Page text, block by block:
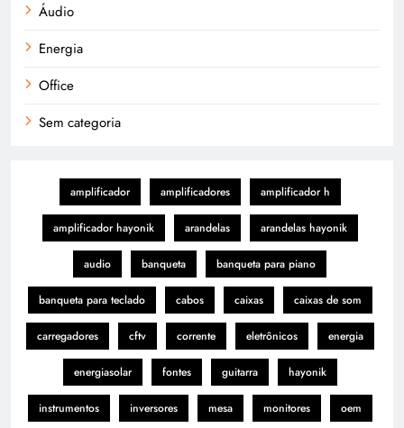
Áudio
Energia
Office
Sem categoria
amplificador amplificadores amplificador h
amplificador hayonik arandelas arandelas hayonik
audio banqueta banqueta para piano
banqueta para teclado cabos caixas caixas de som
carregadores cftv corrente eletrônicos energia
energiasolar fontes guitarra hayonik
instrumentos inversores mesa monitores oem